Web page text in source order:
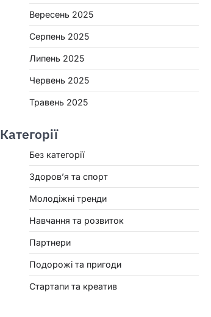
Вересень 2025
Серпень 2025
Липень 2025
Червень 2025
Травень 2025
Категорії
Без категорії
Здоров’я та спорт
Молодіжні тренди
Навчання та розвиток
Партнери
Подорожі та пригоди
Стартапи та креатив